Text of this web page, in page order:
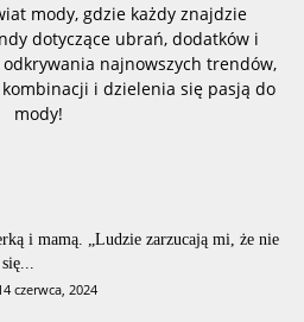
mody, gdzie każdy znajdzie
dotyczące ubrań, dodatków i
najnowszych trendów,
i dzielenia się pasją do
mody!
i mamą. „Ludzie zarzucają mi, że nie
czerwca, 2024